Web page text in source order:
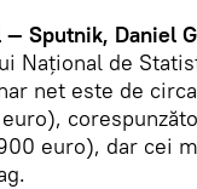
— Sputnik, Daniel
Național de
net este de
euro), dar cei